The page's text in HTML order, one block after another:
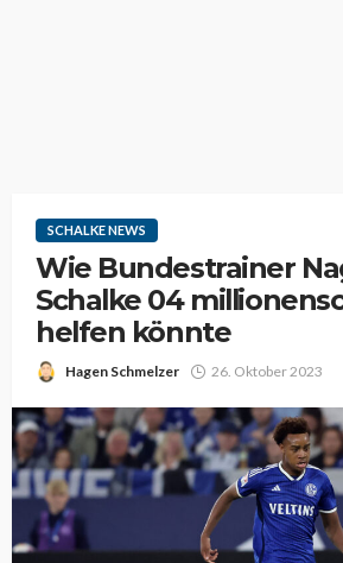
SCHALKE NEWS
Wie Bundestrainer
Schalke 04
helfen könnte
Hagen Schmelzer 26. Oktober 2023